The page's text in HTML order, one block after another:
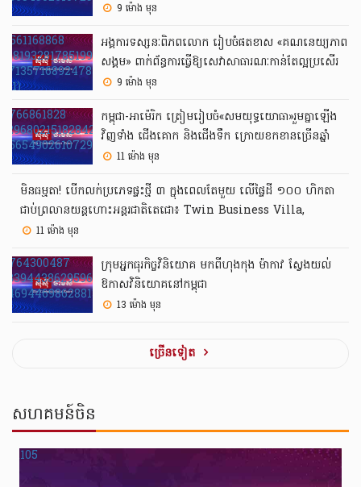
9 ម៉ោង មុន
អង្គការទស្សនៈពិភពលោក រៀបចំផតខាស «គណនេយ្យភាព
សង្គម» ពាក់ព័ន្ធការធ្វើឱ្យសេវាសាធារណៈកាន់តែល្អប្រសើរ
ឡើង9 ម៉ោង មុន
កម្ពុជា-អាម៉េរិក ត្រៀមរៀបចំ«សមយុទ្ធ​យោធា»រួមគ្នាឡើង
វិញទាំង ជើងគោក និងជើងទឹក ក្រោយខកខានច្រើនឆ្នាំ
11 ម៉ោង មុន
មិនធម្មតា! បើកលក់ប្រភេទផ្ទះថ្មី ៣ ក្នុងពេលតែមួយ លើផ្ទៃដី ១០០ ហិកតា
ជាប់ព្រលានយន្តហោះអន្តរជាតិតេជោ៖ Twin Business Villa,
Shophouse, Commercial Building
11 ម៉ោង មុន
ក្រុមអ្នកធុរកិច្ចវិនិយោគ មកពីហុងកុង ម៉ាកាវ ស្វែងយល់
ឱកាសវិនិយោគនៅកម្ពុជា
13 ម៉ោង មុន
ច្រេីនទៀត
សហគមន៍ចិន